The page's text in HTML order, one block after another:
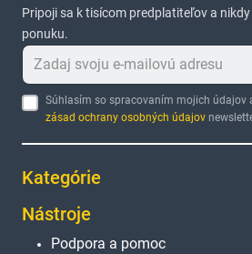
Pripoji sa k tisícom predplatiteľov a
ponuku.
Súhlasím so spracovaním mojich údajov
zásad ochrany osobných údajov
Kategórie
Nástroje
Podpora a pomoc